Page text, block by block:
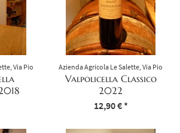
Via Pio
Fumane
/ 1 Liter)
Azienda Agricola Le Salette, Via Pio
Brugnoli, 11/C - 37022 I - Fumane
(VR) Partita IVA 02613880232
Valpolicella Classico
2022
0.75 Liter(17,20 € * / 1 Liter)
12,90 € *